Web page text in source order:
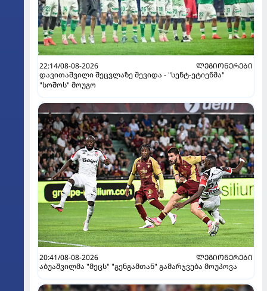
22:14/08-08-2026
ᲚᲔᲒᲘᲝᲜᲔᲠᲔᲑᲘ
დავითაშვილი შეცვლაზე შევიდა - "სენტ-ეტიენმა"
"სოშოს" მოუგო
20:41/08-08-2026
ᲚᲔᲒᲘᲝᲜᲔᲠᲔᲑᲘ
აბუაშვილმა "მეცს" "გენგამთან" გამარჯვება მოუპოვა